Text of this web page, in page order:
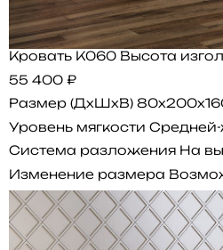
Кровать K060 Высота
55 400 ₽
Размер (ДхШхВ)
Уровень мягкости Средней-
Система разложения На
Изменение размера